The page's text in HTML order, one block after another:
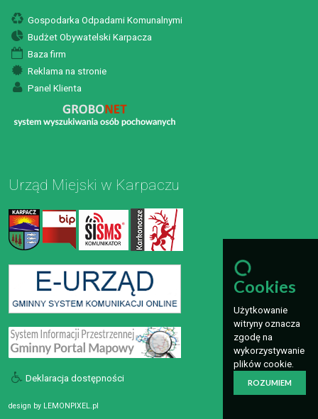
Gospodarka Odpadami Komunalnymi
Budżet Obywatelski Karpacza
Baza firm
Reklama na stronie
Panel Klienta
Urząd Miejski w Karpaczu
Deklaracja dostępności
design by LEMONPIXEL.pl
Cookies
Użytkowanie
witryny oznacza
zgodę na
wykorzystywanie
plików cookie.
ROZUMIEM